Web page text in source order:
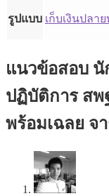
รูปแบบ เก็บเงินปลาย
แนวข้อสอบ นั
ปฏิบัติการ สพ
พร้อมเฉลย จ